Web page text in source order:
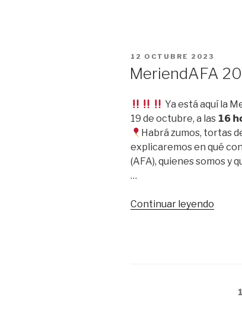
PUBLICADO
12 OCTUBRE 2023
MeriendAFA
Ya está aquí la
19 de octubre, a las 𝟭𝟲
Habrá zumos, tortas
explicaremos en qué
(AFA), quienes somos y
…
Continuar leyendo
1